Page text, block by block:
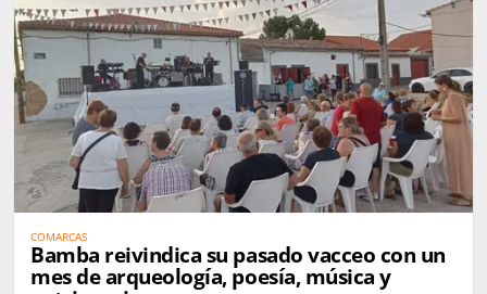
COMARCAS
Bamba reivindica su pasado vacceo con un
mes de arqueología, poesía, música y